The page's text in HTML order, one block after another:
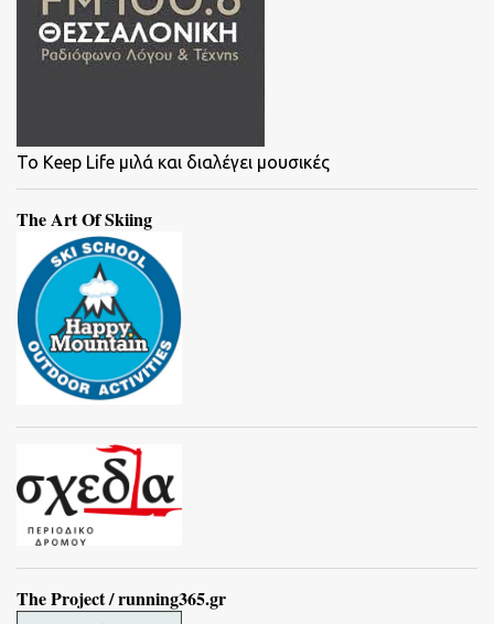
To Keep Life μιλά και διαλέγει μουσικές
The Art Of Skiing
The Project / running365.gr